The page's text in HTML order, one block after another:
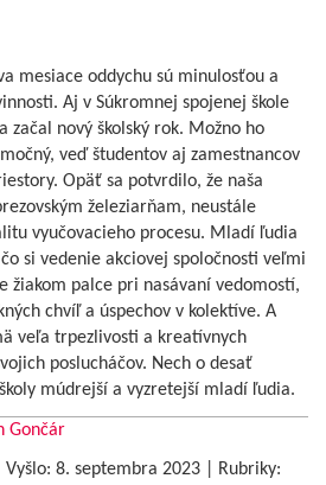
mesiace oddychu sú minulosťou a
Aj v Súkromnej spojenej škole
začal nový školský rok. Možno ho
veď študentov aj zamestnancov
Opäť sa potvrdilo, že naša
železiarňam, neustále
vyučovacieho procesu. Mladí ľudia
si vedenie akciovej spoločnosti veľmi
žiakom palce pri nasávaní vedomostí,
chvíľ a úspechov v kolektíve. A
veľa trpezlivosti a kreatívnych
poslucháčov. Nech o desať
múdrejší a vyzretejší mladí ľudia.
Gončár
Vyšlo: 8. septembra 2023
Rubriky: